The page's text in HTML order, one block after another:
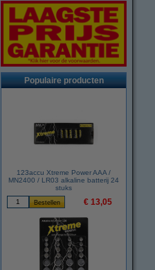
Populaire producten
123accu Xtreme Power AAA /
MN2400 / LR03 alkaline batterij 24
stuks
€ 13,05